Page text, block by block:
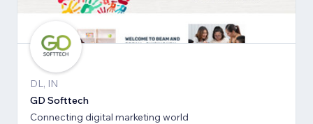
DL, IN
GD Softtech
Connecting digital marketing world